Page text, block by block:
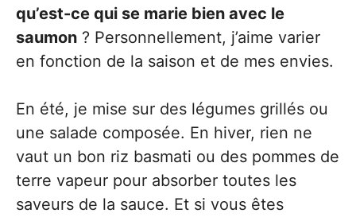
qu’est-ce qui se marie bien avec le
saumon ? Personnellement, j’aime varier
en fonction de la saison et de mes envies.
En été, je mise sur des légumes grillés ou
une salade composée. En hiver, rien ne
vaut un bon riz basmati ou des pommes de
terre vapeur pour absorber toutes les
saveurs de la sauce. Et si vous êtes